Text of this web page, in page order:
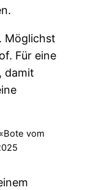
Möglichst
Für eine
damit
vom